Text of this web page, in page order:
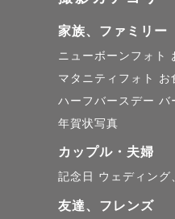
家族、ファミリー
ニューボーンフォト
マタニティフォト
お
ハーフバースデー バ
年賀状写真
カップル・夫婦
記念日 ウェディング
友達、フレンズ